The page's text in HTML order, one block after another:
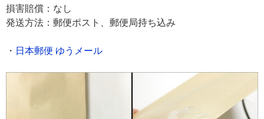
損害賠償：なし
発送方法：郵便ポスト、郵便局持ち込み
・ 日本郵便 ゆうメール